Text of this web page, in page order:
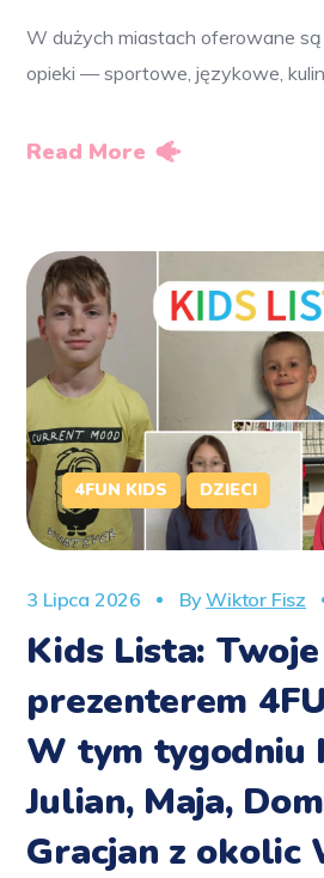
W dużych miastach oferowane
opieki — sportowe, językowe,
Read More
4FUN KIDS DZIECI
3 Lipca 2026 ByWiktor Fisz
Kids Lista:
prezenterem
W tym tygodniu
Julian, Maja,
Gracjan z okolic